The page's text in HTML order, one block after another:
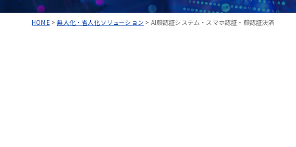
HOME>無人化・省人化ソリューション > AI顔認証システム・スマホ認証・顔認証決済